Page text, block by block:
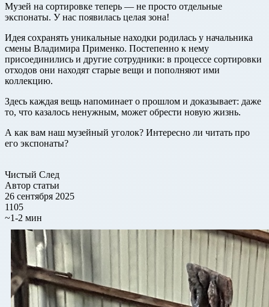
Музей на сортировке теперь — не просто отдельные
экспонаты. У нас появилась целая зона!
Идея сохранять уникальные находки родилась у начальника
смены Владимира Применко. Постепенно к нему
присоединились и другие сотрудники: в процессе сортировки
отходов они находят старые вещи и пополняют ими
коллекцию.
Здесь каждая вещь напоминает о прошлом и доказывает: даже
то, что казалось ненужным, может обрести новую жизнь.
А как вам наш музейный уголок? Интересно ли читать про
его экспонаты?
Чистый След
Автор статьи
26 сентября 2025
1105
~1-2 мин